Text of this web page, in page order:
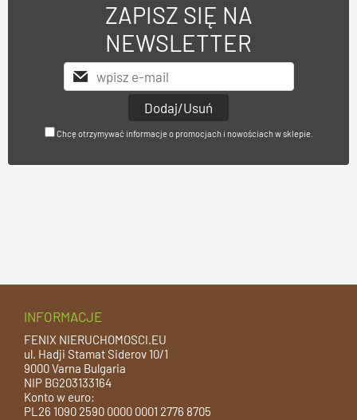
ZAPISZ SIĘ NA
NEWSLETTER
Chcę otrzymywać informacje o promocjach i nowościach w sklepie.
INFORMACJE
FENIX NIERUCHOMOSCI.EU
ul. Hadji Stamat Siderov 10/1
9000 Varna Bulgaria
NIP BG203133164
Konto w euro:
PL26 1090 2590 0000 0001 2776 8705